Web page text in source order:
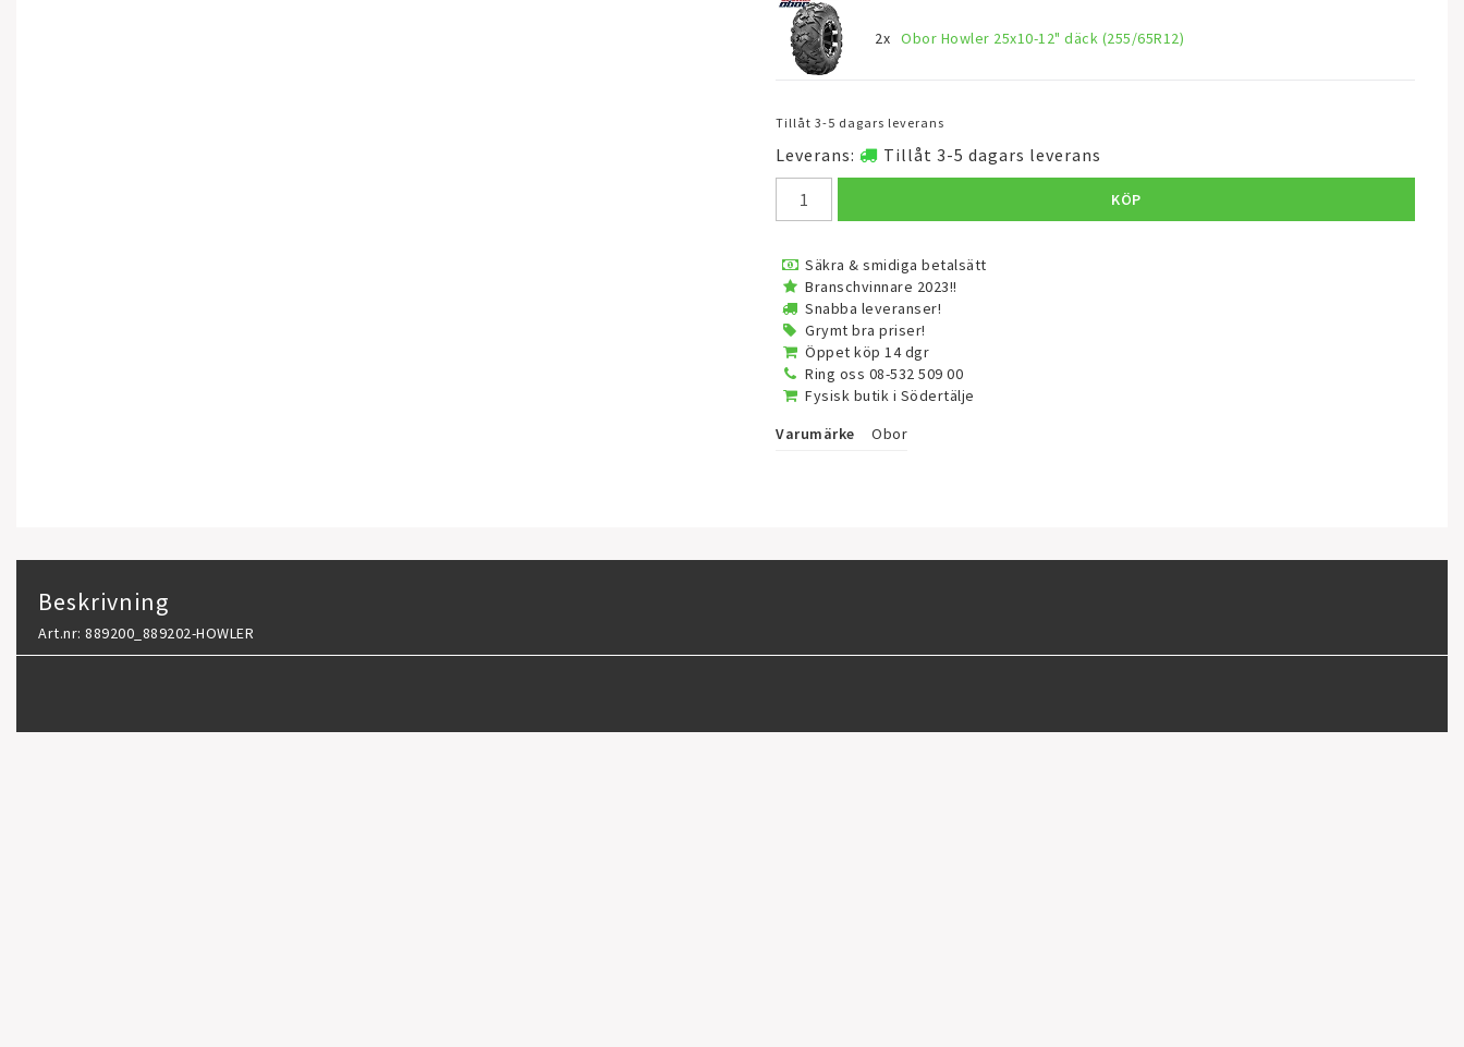
2x Obor Howler 25x10-12" däck (255/65R12)
Tillåt 3-5 dagars leverans
Leverans: Tillåt 3-5 dagars leverans
KÖP
Säkra & smidiga betalsätt
Branschvinnare 2023!!
Snabba leveranser!
Grymt bra priser!
Öppet köp 14 dgr
Ring oss 08-532 509 00
Fysisk butik i Södertälje
Varumärke
Obor
Beskrivning
Art.nr: 889200_889202-HOWLER